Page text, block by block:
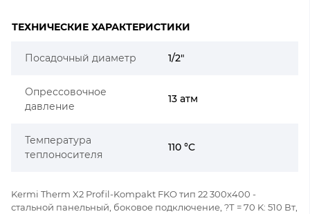
ТЕХНИЧЕСКИЕ ХАРАКТЕРИСТИКИ
Посадочный диаметр 1/2"
Опрессовочное
давление
13 атм
Температура
теплоносителя
110 °C
Kermi Therm X2 Profil-Kompakt FKO тип 22 300x400 -
стальной панельный, боковое подключение, ?Т = 70 K: 510 Вт,